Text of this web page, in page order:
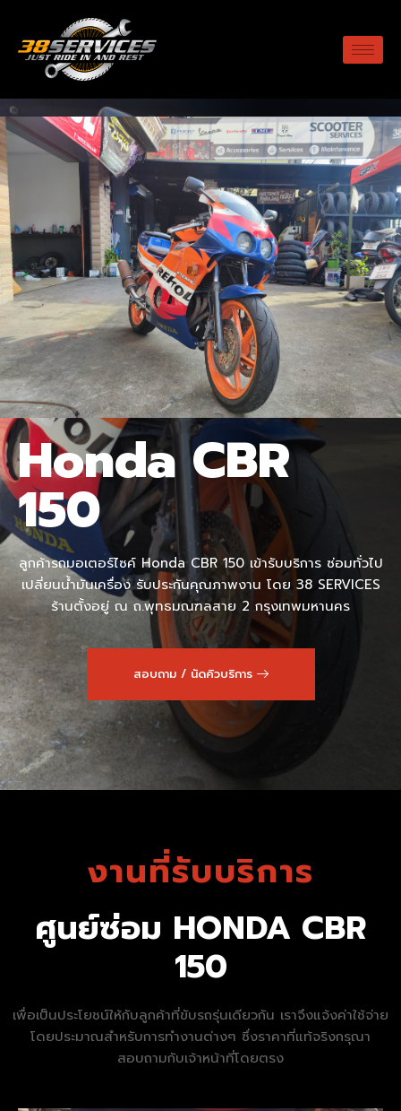
Honda CBR
150
ลูกค้ารถมอเตอร์ไซค์ Honda CBR 150 เข้ารับบริการ ซ่อมทั่วไป
เปลี่ยนน้ำมันเครื่อง รับประกันคุณภาพงาน โดย 38 SERVICES
ร้านตั้งอยู่ ณ ถ.พุทธมณฑลสาย 2 กรุงเทพมหานคร
สอบถาม / นัดคิวบริการ
งานที่รับบริการ
ศูนย์ซ่อม HONDA CBR
150
เพื่อเป็นประโยชน์ให้กับลูกค้าที่ขับรถรุ่นเดียวกัน เราจึงแจ้งค่าใช้จ่าย
โดยประมาณสำหรับการทำงานต่างๆ ซึ่งราคาที่แท้จริงกรุณา
สอบถามกับเจ้าหน้าที่โดยตรง